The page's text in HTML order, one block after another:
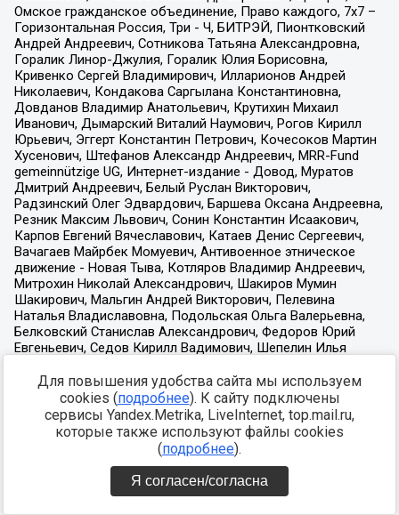
Для повышения удобства сайта мы используем
cookies (подробнее). К сайту подключены
сервисы Yandex.Metrika, LiveInternet, top.mail.ru,
которые также используют файлы cookies
(подробнее).
Я согласен/согласна